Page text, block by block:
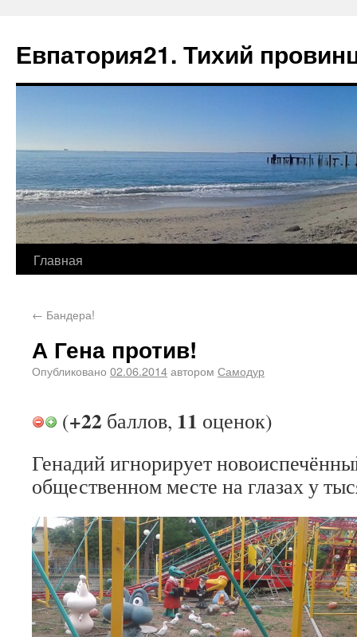
Евпатория21. Тихий
Главная
← Бандера!
А Гена против!
Опубликовано 02.06.2014автором Самодур
(+22 баллов, 11 оценок)
Генадий игнорирует
общественном месте на глазах у